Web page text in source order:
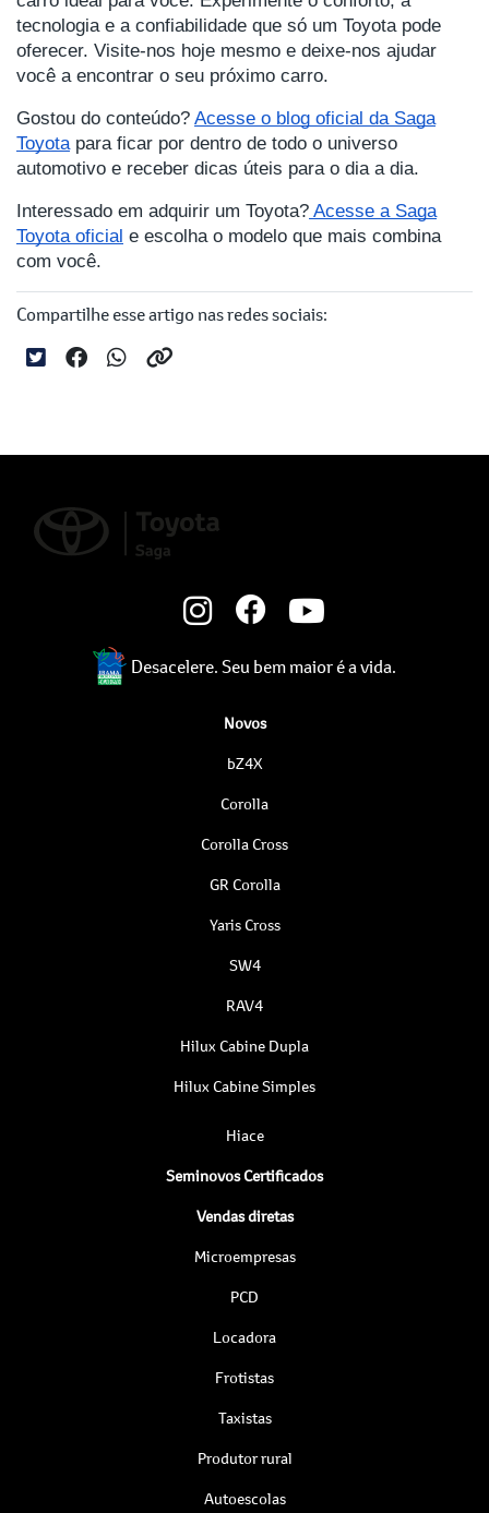
tecnologia e a confiabilidade que só um Toyota pode
oferecer. Visite-nos hoje mesmo e deixe-nos ajudar
você a encontrar o seu próximo carro.
Gostou do conteúdo? Acesse o blog oficial da Saga
Toyota para ficar por dentro de todo o universo
automotivo e receber dicas úteis para o dia a dia.
Interessado em adquirir um Toyota? Acesse a Saga
Toyota oficial e escolha o modelo que mais combina
com você.
Compartilhe esse artigo nas redes sociais:
Desacelere. Seu bem maior é a vida.
Novos
bZ4X
Corolla
Corolla Cross
GR Corolla
Yaris Cross
SW4
RAV4
Hilux Cabine Dupla
Hilux Cabine Simples
Hiace
Seminovos Certificados
Vendas diretas
Microempresas
PCD
Locadora
Frotistas
Taxistas
Produtor rural
Autoescolas